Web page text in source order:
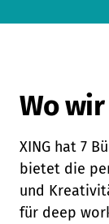
Wo
XING hat 7
bietet die
und
für deep